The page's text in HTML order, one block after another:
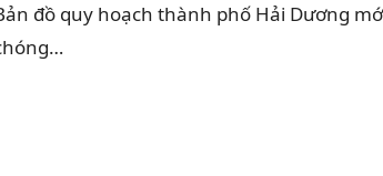
đồ quy hoạch thành phố Hải Dương